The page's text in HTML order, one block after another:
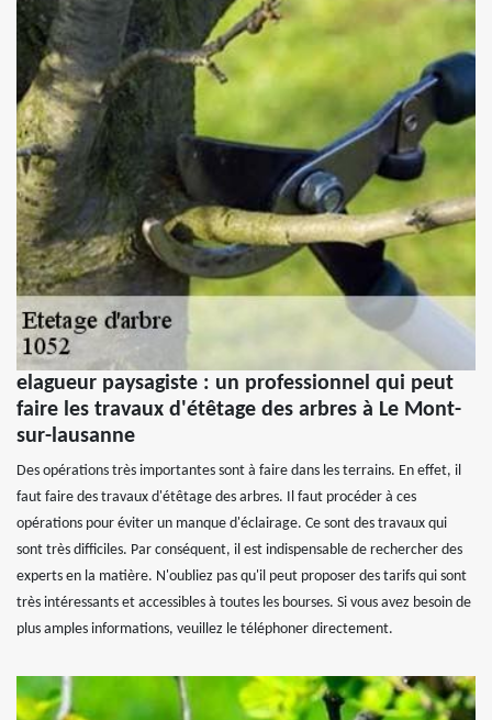
elagueur paysagiste : un professionnel qui peut
faire les travaux d'étêtage des arbres à Le Mont-
sur-lausanne
Des opérations très importantes sont à faire dans les terrains. En effet, il
faut faire des travaux d'étêtage des arbres. Il faut procéder à ces
opérations pour éviter un manque d'éclairage. Ce sont des travaux qui
sont très difficiles. Par conséquent, il est indispensable de rechercher des
experts en la matière. N'oubliez pas qu'il peut proposer des tarifs qui sont
très intéressants et accessibles à toutes les bourses. Si vous avez besoin de
plus amples informations, veuillez le téléphoner directement.